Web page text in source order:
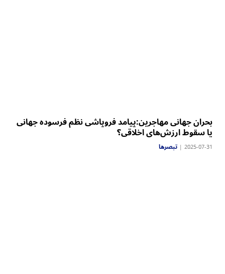
بحران جهانی مهاجرین:‏پیامد فروپاشی نظم فرسوده جهانی
یا سقوط ارزش‌های اخلاقی؟
2025-07-31 تبصرها